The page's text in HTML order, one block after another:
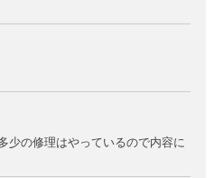
少の修理はやっているので内容に